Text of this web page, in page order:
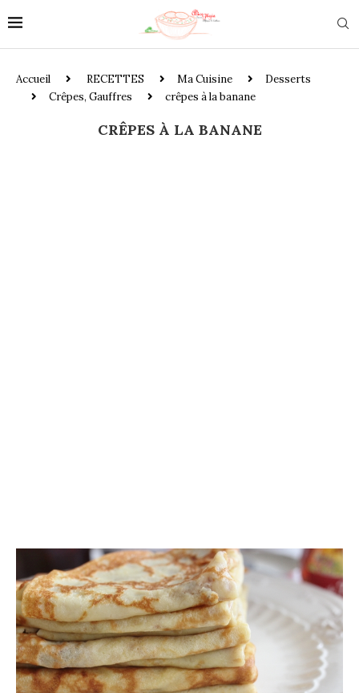
Accueil RECETTES Ma Cuisine
Desserts
Crêpes, Gauffres
crêpes à la banane
CRÊPES À LA BANANE